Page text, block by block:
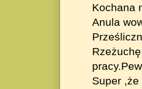
Kochana
Anula
Super